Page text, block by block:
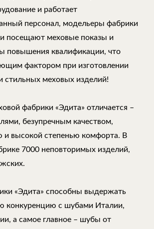
и работает
персонал, модельеры фабрики
посещают меховые показы и
повышения квалификации, что
фактором при изготовлении
стильных меховых изделий!
фабрики «Эдита» отличается –
безупречным качеством,
и высокой степенью комфорта. В
7000 неповторимых изделий,
«Эдита» способны выдержать
конкуренцию с шубами Италии,
а самое главное – шубы от